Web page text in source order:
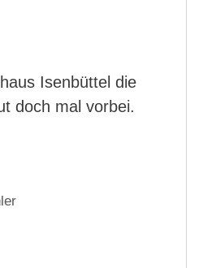
Isenbüttel die
doch mal vorbei.